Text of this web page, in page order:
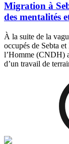
Migration à
des mentalités
À la suite de la
occupés de Sebta
l’Homme (CNDH)
d’un travail de